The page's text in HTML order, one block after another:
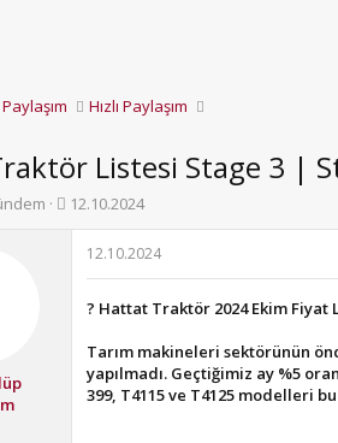
Paylaşım Hızlı Paylaşım
Listesi Stage 3 |
B12.10.2024
12.10.2024
? Hattat Traktör 2024 Ekim Fiyat
Tarım makineleri sektörünün
yapılmadı. Geçtiğimiz ay %5
399, T4115 ve T4125 modelleri